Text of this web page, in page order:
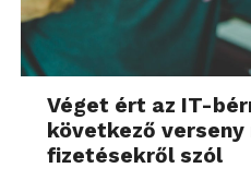
Véget ért az IT-
következő verseny
fizetésekről szól